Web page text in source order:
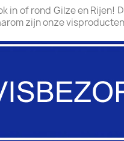
in of rond Gilze en Rijen!
zijn onze